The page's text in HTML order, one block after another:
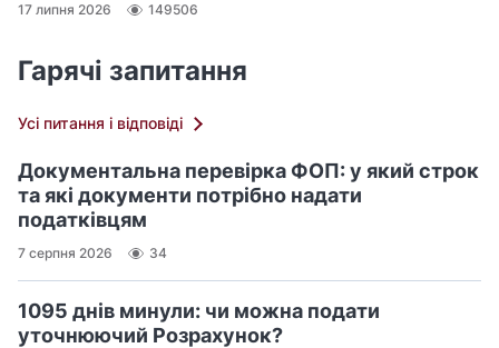
17 липня 2026 149506
Гарячі запитання
Усі питання і відповіді
Документальна перевірка ФОП: у який строк
та які документи потрібно надати
податківцям
7 серпня 2026 34
1095 днів минули: чи можна подати
уточнюючий Розрахунок?